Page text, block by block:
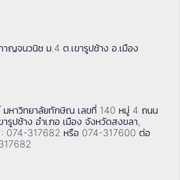
ญจนวนิช ม.4 ต.เขารูปช้าง อ.เมือง
หาวิทยาลัยทักษิณ เลขที่ 140 หมู่ 4 ถนน
รูปช้าง อำเภอ เมือง จังหวัดสงขลา,
: 074-317682 หรือ 074-317600 ต่อ